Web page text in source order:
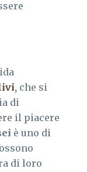
, che si
di
il piacere
è uno di
di loro